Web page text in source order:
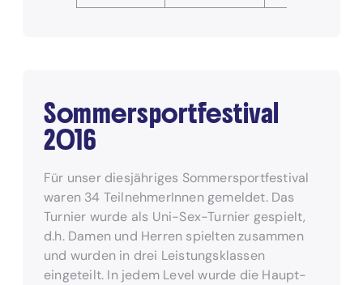
Sommersportfestival
2016
Für unser diesjähriges Sommersportfestival
waren 34 TeilnehmerInnen gemeldet. Das
Turnier wurde als Uni-Sex-Turnier gespielt,
d.h. Damen und Herren spielten zusammen
und wurden in drei Leistungsklassen
eingeteilt. In jedem Level wurde die Haupt-